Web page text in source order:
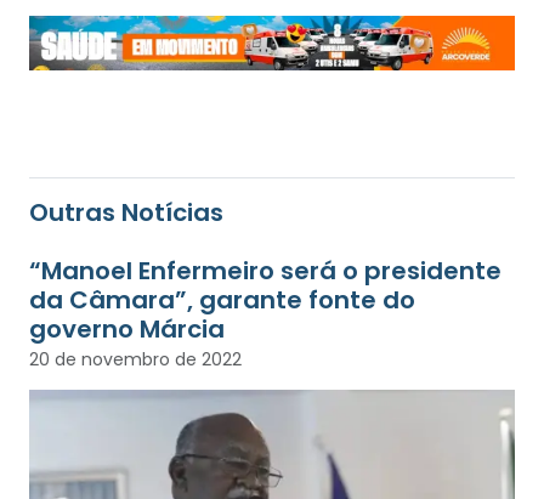
Outras Notícias
“Manoel Enfermeiro será o presidente
da Câmara”, garante fonte do
governo Márcia
20 de novembro de 2022